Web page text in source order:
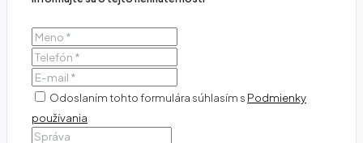
Odoslaním tohto formulára súhlasím s Podmienky
používania